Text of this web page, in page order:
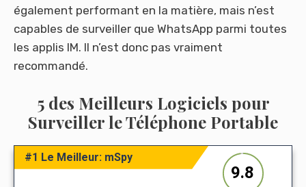
également performant en la matière, mais n’est
capables de surveiller que WhatsApp parmi toutes
les applis IM. Il n’est donc pas vraiment
recommandé.
5 des Meilleurs Logiciels pour
Surveiller le Téléphone Portable
#1 Le Meilleur: mSpy
9.8